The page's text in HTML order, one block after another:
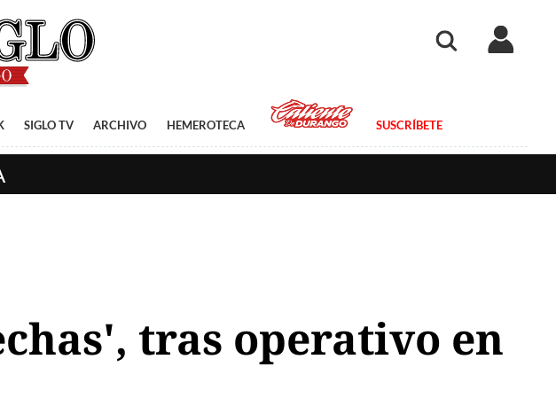
SIGLO TV ARCHIVO HEMEROTECA SUSCRÍBETE
tras operativo en